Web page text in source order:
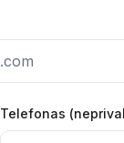
Telefonas